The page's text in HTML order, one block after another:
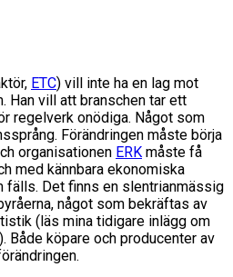
ETC) vill inte ha en lag mot
Han vill att branschen tar ett
regelverk onödiga. Något som
Förändringen måste börja
organisationen ERK måste få
med kännbara ekonomiska
fälls. Det finns en slentrianmässig
något som bekräftas av
(läs mina tidigare inlägg om
). Både köpare och producenter av